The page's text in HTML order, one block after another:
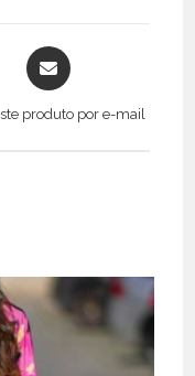
Opens
in
new
produto por e-mail